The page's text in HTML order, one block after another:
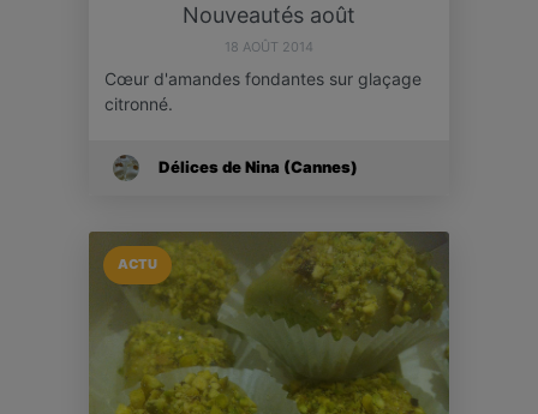
Nouveautés août
18 AOÛT 2014
Cœur d'amandes fondantes sur glaçage
citronné.
Délices de Nina (Cannes)
ACTU